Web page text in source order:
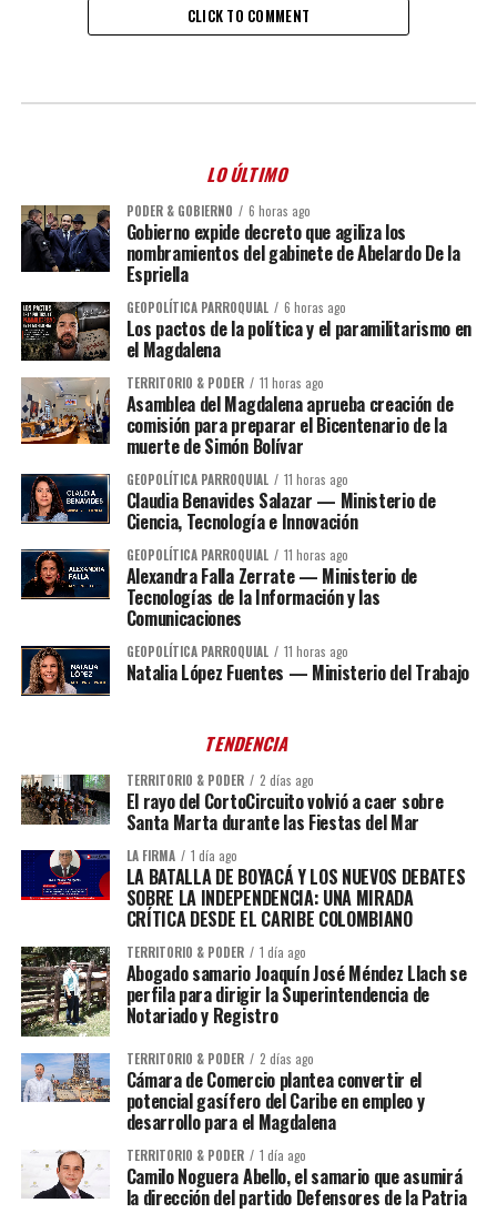
CLICK TO COMMENT
LO ÚLTIMO
PODER & GOBIERNO 6 horas ago
Gobierno expide decreto que agiliza los
nombramientos del gabinete de Abelardo De la
Espriella
GEOPOLÍTICA PARROQUIAL 6 horas ago
Los pactos de la política y el paramilitarismo en
el Magdalena
TERRITORIO & PODER 11 horas ago
Asamblea del Magdalena aprueba creación de
comisión para preparar el Bicentenario de la
muerte de Simón Bolívar
GEOPOLÍTICA PARROQUIAL 11 horas ago
Claudia Benavides Salazar — Ministerio de
Ciencia, Tecnología e Innovación
GEOPOLÍTICA PARROQUIAL 11 horas ago
Alexandra Falla Zerrate — Ministerio de
Tecnologías de la Información y las
Comunicaciones
GEOPOLÍTICA PARROQUIAL 11 horas ago
Natalia López Fuentes — Ministerio del Trabajo
TENDENCIA
TERRITORIO & PODER 2 días ago
El rayo del CortoCircuito volvió a caer sobre
Santa Marta durante las Fiestas del Mar
LA FIRMA 1 día ago
LA BATALLA DE BOYACÁ Y LOS NUEVOS DEBATES
SOBRE LA INDEPENDENCIA: UNA MIRADA
CRÍTICA DESDE EL CARIBE COLOMBIANO
TERRITORIO & PODER 1 día ago
Abogado samario Joaquín José Méndez Llach se
perfila para dirigir la Superintendencia de
Notariado y Registro
TERRITORIO & PODER 2 días ago
Cámara de Comercio plantea convertir el
potencial gasífero del Caribe en empleo y
desarrollo para el Magdalena
TERRITORIO & PODER 1 día ago
Camilo Noguera Abello, el samario que asumirá
la dirección del partido Defensores de la Patria